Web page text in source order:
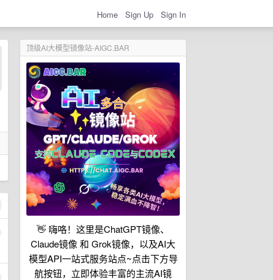
Home Sign Up Sign In
顶级AI大模型镜像站-AIGC.BAR
👋 嗨咯！这里是ChatGPT镜像、
Claude镜像 和 Grok镜像，以及AI大
模型API一站式服务站点~点击下方导
航按钮，立即体验丰富的主流AI镜